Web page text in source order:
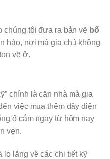
chúng tôi đưa ra bản vẽ bố
hảo, nơi mà gia chủ không
về ở.
chính là căn nhà mà gia
việc mua thêm dây điện
ổ cắm ngay từ hôm nay
vẹn.
lo lắng về các chi tiết kỹ